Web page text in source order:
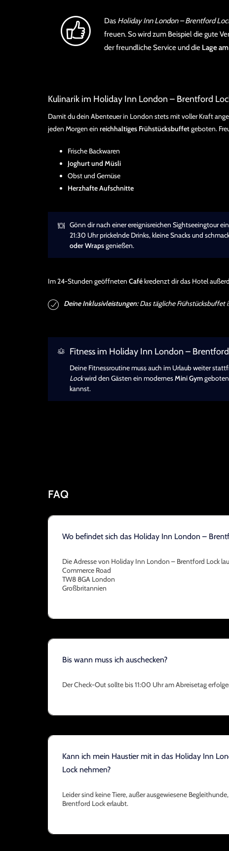
Das Holiday Inn London – Brentford
freuen. So wird zum Beispiel die gute
der freundliche Service und die Lage
Kulinarik im Holiday Inn London – Brentford
Damit du dein Abenteuer in London stets mit voller Kraft
jeden Morgen ein reichhaltiges Frühstücksbuffetgeboten.
Frische Backwaren
Joghurt und Müsli
Obst und Gemüse
Herzhafte Aufschnitte
Gönn dir nach einer ereignisreichen Sightseeingtour
21:30 Uhr prickelnde Drinks, kleine Snacks und
oder Wrapsgenießen.
Im 24-Stunden geöffneten Cafékredenzt dir das Hotel
Deine Inklusivleistungen:Das tägliche Frühstücksbuffet
Fitness im Holiday Inn London –
Deine Fitnessroutine muss auch im Urlaub weiter
Lockwird den Gästen ein modernesMini Gym
kannst.
FAQ
Wo befindet sich das Holiday Inn London –
Die Adresse von Holiday Inn London – Brentford Lock
Commerce Road
TW8 8GA London
Großbritannien
Bis wann muss ich auschecken?
Der Check-Out sollte bis 11:00 Uhr am Abreisetag
Kann ich mein Haustier mit in das Holiday Inn
Lock nehmen?
Leider sind keine Tiere, außer ausgewiesene
Brentford Lock erlaubt.